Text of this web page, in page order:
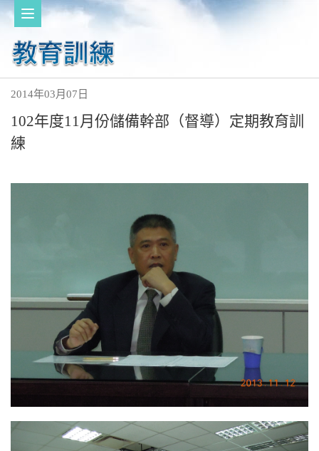
2014年03月07日
102年度11月份儲備幹部（督導）定期教育訓
練